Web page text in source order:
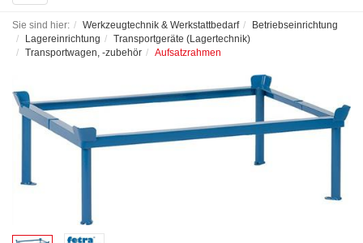
navigation
Sie sind hier: Werkzeugtechnik & Werkstattbedarf
Betriebseinrichtung
Lagereinrichtung
Transportgeräte (Lagertechnik)
Transportwagen, -zubehör
Aufsatzrahmen